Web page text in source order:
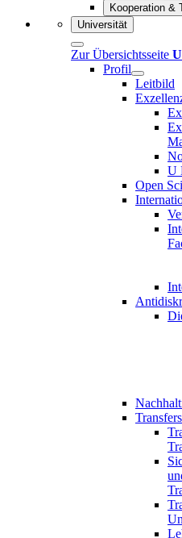
Kooperation &
Universität
Zur Übersichtsseite
Profil
Leitbild
U
Open